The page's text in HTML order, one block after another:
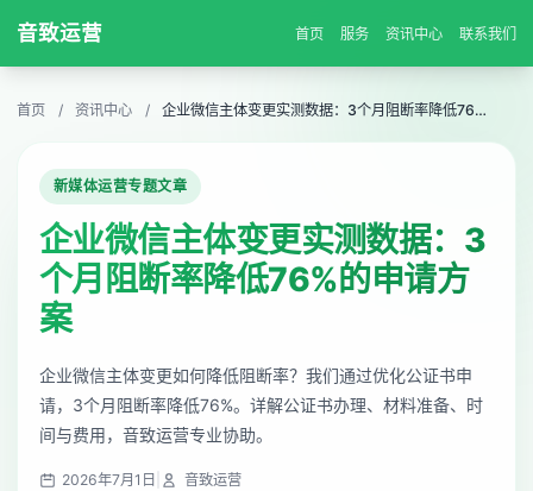
音致运营 首页 服务 资讯中心 联系我们
首页 / 资讯中心 / 企业微信主体变更实测数据：3个月阻断率降低76%的申请方案
新媒体运营专题文章
企业微信主体变更实测数据：3
个月阻断率降低76%的申请方
案
企业微信主体变更如何降低阻断率？我们通过优化公证书申
请，3个月阻断率降低76%。详解公证书办理、材料准备、时
间与费用，音致运营专业协助。
2026年7月1日 音致运营